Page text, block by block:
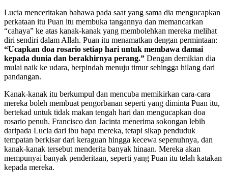
Lucia menceritakan bahawa pada saat yang sama dia mengucapkan
perkataan itu Puan itu membuka tangannya dan memancarkan
“cahaya” ke atas kanak-kanak yang membolehkan mereka melihat
diri sendiri dalam Allah. Puan itu menamatkan dengan permintaan:
“Ucapkan doa rosario setiap hari untuk membawa damai
kepada dunia dan berakhirnya perang.” Dengan demikian dia
mulai naik ke udara, berpindah menuju timur sehingga hilang dari
pandangan.
Kanak-kanak itu berkumpul dan mencuba memikirkan cara-cara
mereka boleh membuat pengorbanan seperti yang diminta Puan itu,
bertekad untuk tidak makan tengah hari dan mengucapkan doa
rosario penuh. Francisco dan Jacinta menerima sokongan lebih
daripada Lucia dari ibu bapa mereka, tetapi sikap penduduk
tempatan berkisar dari keraguan hingga kecewa sepenuhnya, dan
kanak-kanak tersebut menderita banyak hinaan. Mereka akan
mempunyai banyak penderitaan, seperti yang Puan itu telah katakan
kepada mereka.